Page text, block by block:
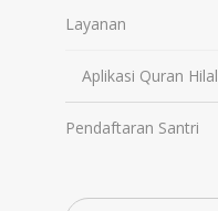
Layanan
Aplikasi Quran Hilal
Pendaftaran Santri